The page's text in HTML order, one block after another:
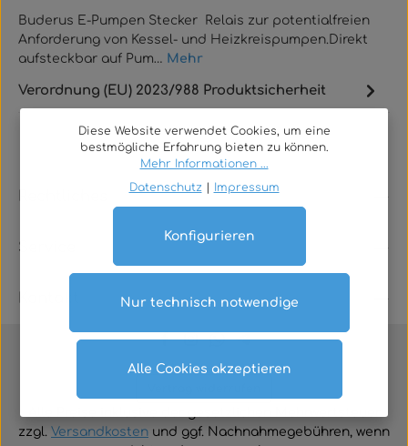
Buderus E-Pumpen Stecker Relais zur potentialfreien
Anforderung von Kessel- und Heizkreispumpen.Direkt
aufsteckbar auf Pum… Mehr
Verordnung (EU) 2023/988 Produktsicherheit
Service
zzgl. Versandkosten und ggf. Nachnahmegebühren, wenn
Diese Website verwendet Cookies, um eine
bestmögliche Erfahrung bieten zu können.
Mehr Informationen ...
Datenschutz
Impressum
Nur technisch notwendige
Konfigurieren
Alle Cookies akzeptieren